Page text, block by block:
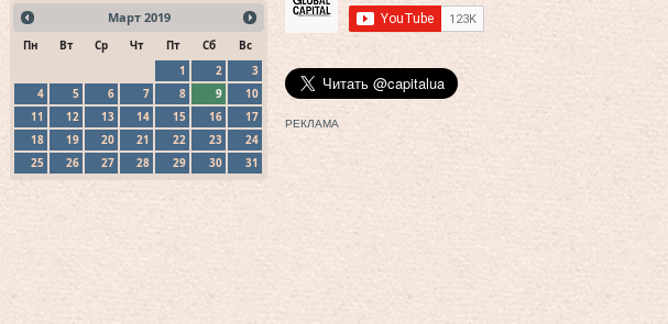
Март 2019
Пн Вт Ср Чт Пт Сб
Вс
1
2
3
4
5 6 7 8 9
10
11
12 13 14 15 16
17
18
19 20 21 22 23
24
25
26 27 28 29 30 31
РЕКЛАМА